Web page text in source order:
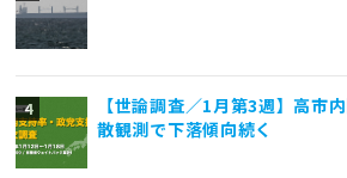
【世論調査／1月第3週】高市
散観測で下落傾向続く